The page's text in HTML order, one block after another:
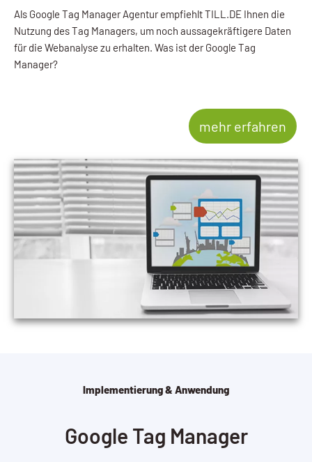
Als Google Tag Manager Agentur empfiehlt TILL.DE Ihnen die
Nutzung des Tag Managers, um noch aussagekräftigere Daten
für die Webanalyse zu erhalten. Was ist der Google Tag
Manager?
mehr erfahren
Implementierung & Anwendung
Google Tag Manager